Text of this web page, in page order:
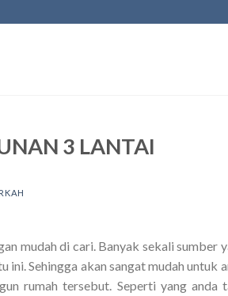
3 LANTAI
mudah di cari. Banyak sekali sumber
ini. Sehingga akan sangat mudah untuk
rumah tersebut. Seperti yang anda